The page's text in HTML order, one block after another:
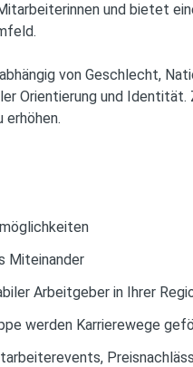
und bietet
von Geschlecht,
Orientierung und
erhöhen.
Miteinander
Arbeitgeber in Ihrer
werden Karrierewege